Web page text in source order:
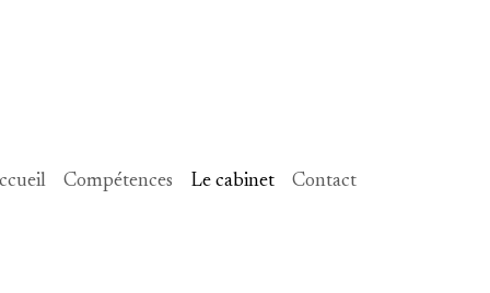
Compétences Le cabinet Contact